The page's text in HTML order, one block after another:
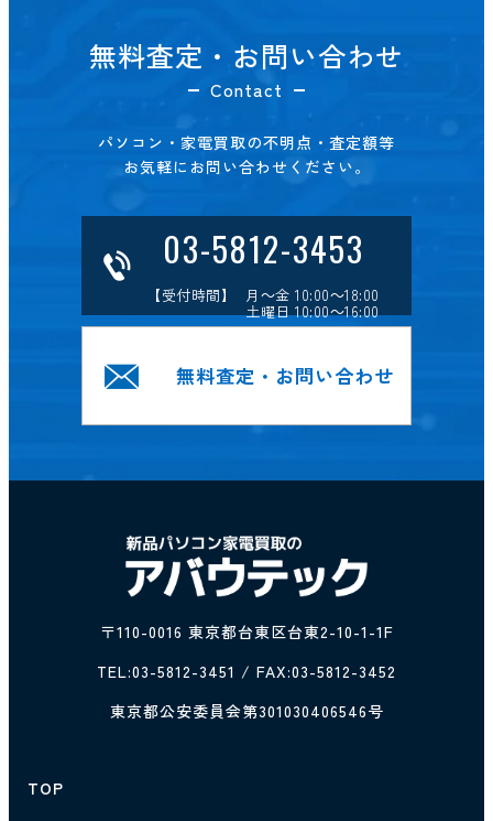
無料査定・お問い合わせ
Contact
パソコン・家電買取の不明点・査定額等
お気軽にお問い合わせください。
03-5812-3453
【受付時間】 月～金 10:00～18:00
土曜日 10:00～16:00
無料査定・お問い合わせ
〒110-0016 東京都台東区台東2-10-1-1F
TEL:03-5812-3451 / FAX:03-5812-3452
東京都公安委員会第301030406546号
TOP